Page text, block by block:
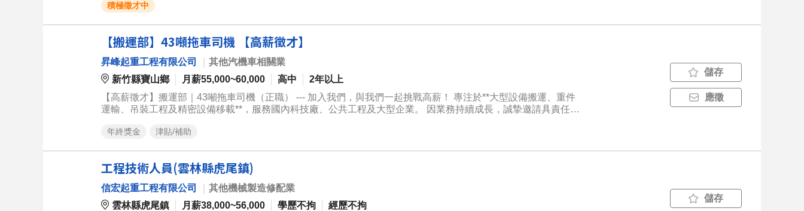
積極徵才中
【搬運部】43噸拖車司機 【高薪徵才】
昇峰起重工程有限公司
其他汽機車相關業
新竹縣寶山鄉
月薪55,000~60,000 高中
2年以上
【高薪徵才】搬運部｜43噸拖車司機（正職） --- 加入我們，與我們一起挑戰高薪！ 專注於**大型設備搬運、重件
運輸、吊裝工程及精密設備移載**，服務國內科技廠、公共工程及大型企業。 因業務持續成長，誠摯邀請具責任
**穩定工作、完善福利、透明升遷及高收入發展機會**，歡迎加入我們！ --- 工作內容 ✔駕駛43噸拖車執行大型設
調度，確保設備安全、準時送達。 --- 應徵資格 * 持有**職業聯結車駕照**。 * 具43噸拖車（聯結車）或大型貨車駕
駛經驗2年以上。 * 具堆高機操作能力（有無證照皆可）。 * 可配合外縣市工程出差（每次約1～5天）。 * 具責任
感、配合度高，重視工作品質及行車安全。 --- 薪資待遇（依能力敘薪） ## 基本月薪 **堆高機有證照、可獨立操
作**NT$60,000～70,000** **堆高機無證照、具實際操作能力**NT$60,000～65,000** **有駕照 無堆證照、無經
年終獎金 津貼/補助
儲存
應徵
工程技術人員(雲林縣虎尾鎮)
信宏起重工程有限公司
其他機械製造修配業
雲林縣虎尾鎮
月薪38,000~56,000 學歷不拘
經歷不拘
儲存